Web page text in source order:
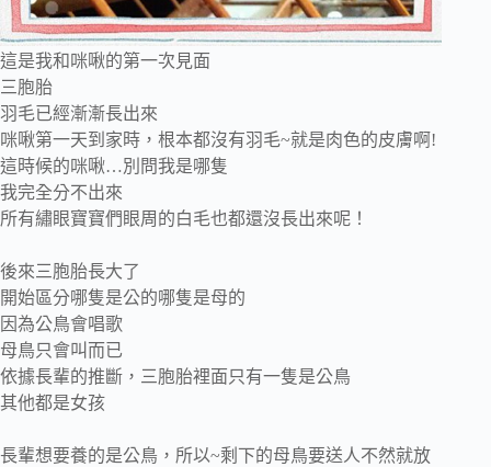
這是我和咪啾的第一次見面
三胞胎
羽毛已經漸漸長出來
咪啾第一天到家時，根本都沒有羽毛~就是肉色的皮膚啊!
這時候的咪啾…別問我是哪隻
我完全分不出來
所有繡眼寶寶們眼周的白毛也都還沒長出來呢！
後來三胞胎長大了
開始區分哪隻是公的哪隻是母的
因為公鳥會唱歌
母鳥只會叫而已
依據長輩的推斷，三胞胎裡面只有一隻是公鳥
其他都是女孩
長輩想要養的是公鳥，所以~剩下的母鳥要送人不然就放